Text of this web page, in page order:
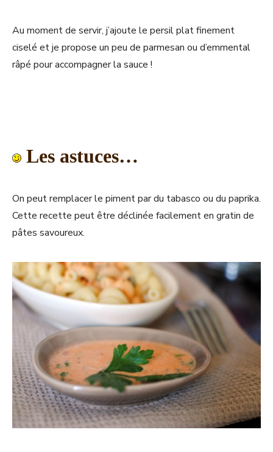
Au moment de servir, j’ajoute le persil plat finement
ciselé et je propose un peu de parmesan ou d’emmental
râpé pour accompagner la sauce !
Les astuces…
On peut remplacer le piment par du tabasco ou du paprika.
Cette recette peut être déclinée facilement en gratin de
pâtes savoureux.